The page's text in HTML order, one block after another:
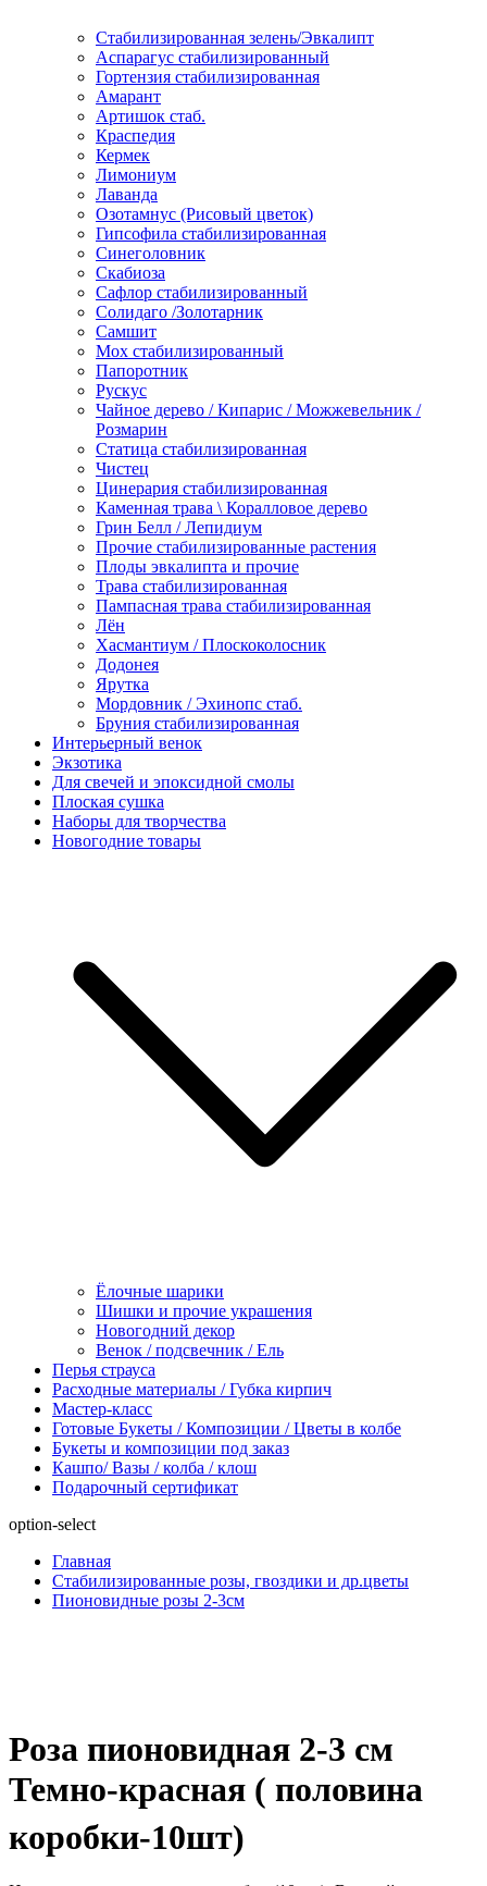
Стабилизированная зелень/Эвкалипт
Аспарагус стабилизированный
Гортензия стабилизированная
Амарант
Артишок стаб.
Краспедия
Кермек
Лимониум
Лаванда
Озотамнус (Рисовый цветок)
Гипсофила стабилизированная
Синеголовник
Скабиоза
Сафлор стабилизированный
Солидаго /Золотарник
Самшит
Мох стабилизированный
Папоротник
Рускус
Чайное дерево / Кипарис / Можжевельник /
Розмарин
Статица стабилизированная
Чистец
Цинерария стабилизированная
Каменная трава \ Коралловое дерево
Грин Белл / Лепидиум
Прочие стабилизированные растения
Плоды эвкалипта и прочие
Трава стабилизированная
Пампасная трава стабилизированная
Лён
Хасмантиум / Плоскоколосник
Додонея
Ярутка
Мордовник / Эхинопс стаб.
Бруния стабилизированная
Интерьерный венок
Экзотика
Для свечей и эпоксидной смолы
Плоская сушка
Наборы для творчества
Новогодние товары
Ёлочные шарики
Шишки и прочие украшения
Новогодний декор
Венок / подсвечник / Ель
Перья страуса
Расходные материалы / Губка кирпич
Мастер-класс
Готовые Букеты / Композиции / Цветы в колбе
Букеты и композиции под заказ
Кашпо/ Вазы / колба / клош
Подарочный сертификат
option-select
Главная
Стабилизированные розы, гвоздики и др.цветы
Пионовидные розы 2-3см
Роза пионовидная 2-3 см
Темно-красная ( половина
коробки-10шт)